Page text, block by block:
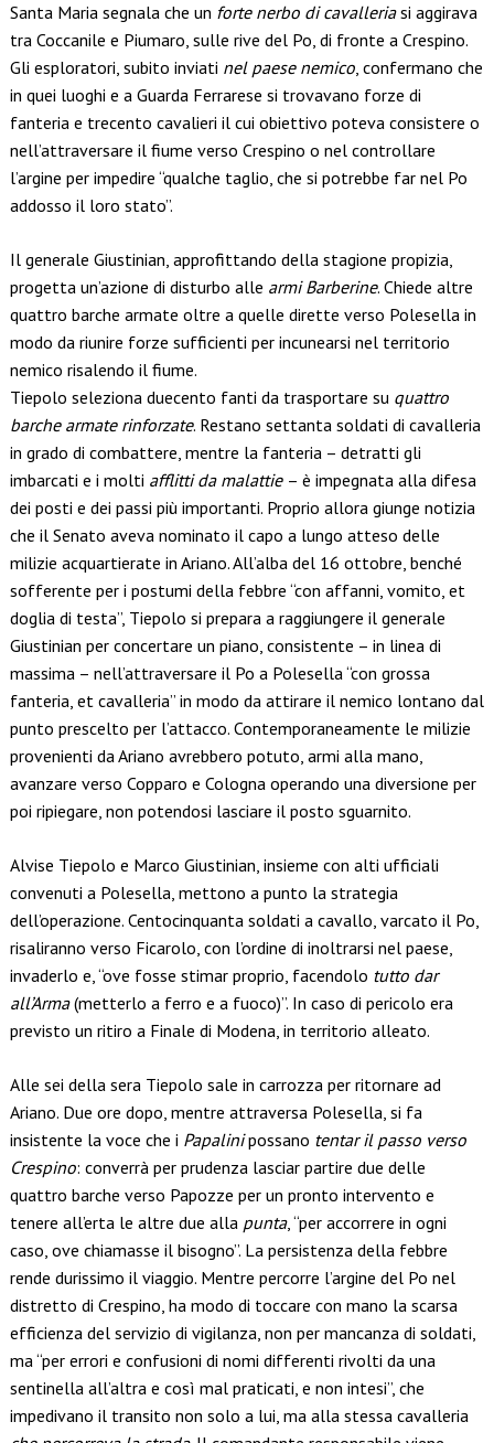
Santa Maria segnala che un forte nerbo di cavalleriasi aggirava
tra Coccanile e Piumaro, sulle rive del Po, di fronte a Crespino.
Gli esploratori, subito inviati nel paese nemico, confermano che
in quei luoghi e a Guarda Ferrarese si trovavano forze di
fanteria e trecento cavalieri il cui obiettivo poteva consistere o
nell’attraversare il fiume verso Crespino o nel controllare
l’argine per impedire “qualche taglio, che si potrebbe far nel Po
addosso il loro stato”.
Il generale Giustinian, approfittando della stagione propizia,
progetta un’azione di disturbo alle armi Barberine. Chiede altre
quattro barche armate oltre a quelle dirette verso Polesella in
modo da riunire forze sufficienti per incunearsi nel territorio
nemico risalendo il fiume.
Tiepolo seleziona duecento fanti da trasportare su quattro
barche armate rinforzate. Restano settanta soldati di cavalleria
in grado di combattere, mentre la fanteria – detratti gli
imbarcati e i molti afflitti da malattie – è impegnata alla difesa
dei posti e dei passi più importanti. Proprio allora giunge notizia
che il Senato aveva nominato il capo a lungo atteso delle
milizie acquartierate in Ariano. All’alba del 16 ottobre, benché
sofferente per i postumi della febbre “con affanni, vomito, et
doglia di testa”, Tiepolo si prepara a raggiungere il generale
Giustinian per concertare un piano, consistente – in linea di
massima – nell’attraversare il Po a Polesella “con grossa
fanteria, et cavalleria” in modo da attirare il nemico lontano dal
punto prescelto per l’attacco. Contemporaneamente le milizie
provenienti da Ariano avrebbero potuto, armi alla mano,
avanzare verso Copparo e Cologna operando una diversione per
poi ripiegare, non potendosi lasciare il posto sguarnito.
Alvise Tiepolo e Marco Giustinian, insieme con alti ufficiali
convenuti a Polesella, mettono a punto la strategia
dell’operazione. Centocinquanta soldati a cavallo, varcato il Po,
risaliranno verso Ficarolo, con l’ordine di inoltrarsi nel paese,
invaderlo e, “ove fosse stimar proprio, facendolo tutto dar
all’Arma(metterlo a ferro e a fuoco)”. In caso di pericolo era
previsto un ritiro a Finale di Modena, in territorio alleato.
Alle sei della sera Tiepolo sale in carrozza per ritornare ad
Ariano. Due ore dopo, mentre attraversa Polesella, si fa
insistente la voce che i Papalinipossano tentar il passo verso
Crespino: converrà per prudenza lasciar partire due delle
quattro barche verso Papozze per un pronto intervento e
tenere all’erta le altre due alla punta, “per accorrere in ogni
caso, ove chiamasse il bisogno”. La persistenza della febbre
rende durissimo il viaggio. Mentre percorre l’argine del Po nel
distretto di Crespino, ha modo di toccare con mano la scarsa
efficienza del servizio di vigilanza, non per mancanza di soldati,
ma “per errori e confusioni di nomi differenti rivolti da una
sentinella all’altra e così mal praticati, e non intesi”, che
impedivano il transito non solo a lui, ma alla stessa cavalleria